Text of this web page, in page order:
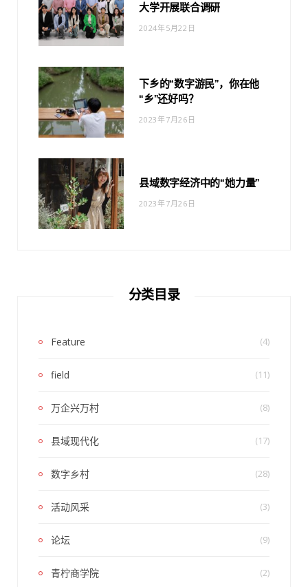
大学开展联合调研
2024年5月22日
下乡的“数字游民”，你在他
“乡”还好吗？
2023年7月26日
县域数字经济中的“她力量”
2023年7月26日
分类目录
Feature (4)
field (11)
万企兴万村 (8)
县域现代化 (17)
数字乡村 (28)
活动风采 (3)
论坛 (9)
青柠商学院 (2)